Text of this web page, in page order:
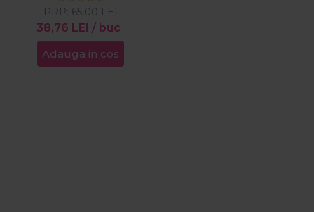
38,76 LEI / buc
PRP: 65,00 LEI
Adauga in cos